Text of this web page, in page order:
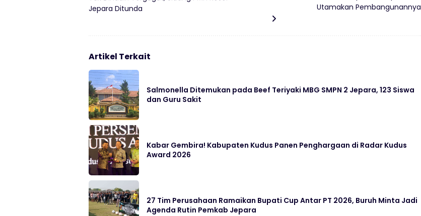
Jepara Ditunda
Utamakan Pembangunannya
Artikel Terkait
Salmonella Ditemukan pada Beef Teriyaki MBG SMPN 2 Jepara, 123 Siswa
dan Guru Sakit
Kabar Gembira! Kabupaten Kudus Panen Penghargaan di Radar Kudus
Award 2026
27 Tim Perusahaan Ramaikan Bupati Cup Antar PT 2026, Buruh Minta Jadi
Agenda Rutin Pemkab Jepara